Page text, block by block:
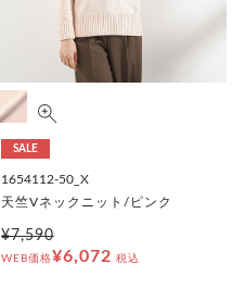
SALE
1654112-50_X
天竺Vネックニット/ピンク
¥7,590
WEB価格¥6,072 税込